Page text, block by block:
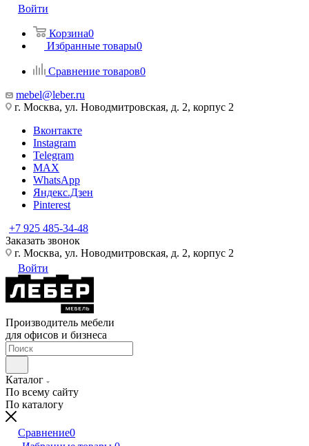
Войти
Корзина0
Избранные товары0
Сравнение товаров0
mebel@leber.ru
г. Москва, ул. Новодмитровская, д. 2, корпус 2
Вконтакте
Instagram
Telegram
MAX
WhatsApp
Яндекс.Дзен
Pinterest
+7 925 485-34-48
Заказать звонок
г. Москва, ул. Новодмитровская, д. 2, корпус 2
Войти
Производитель мебели
для офисов и бизнеса
Каталог
По всему сайту
По каталогу
Сравнение0